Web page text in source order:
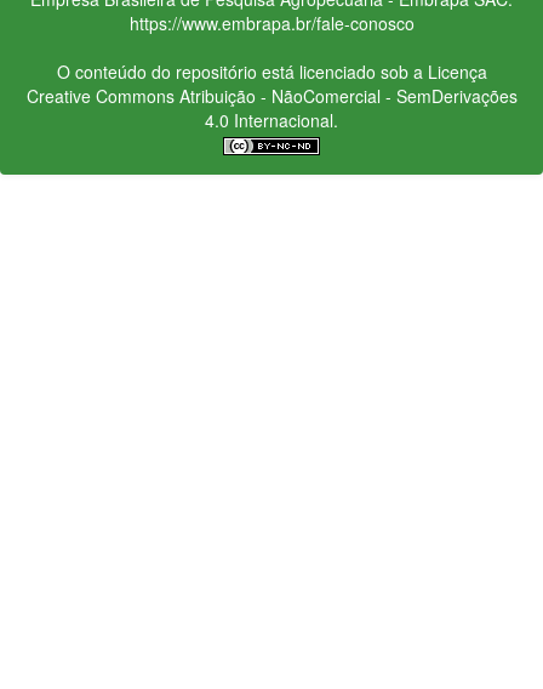
https://www.embrapa.br/fale-conosco
O conteúdo do repositório está licenciado sob a Licença
Creative CommonsAtribuição - NãoComercial - SemDerivações
4.0 Internacional.